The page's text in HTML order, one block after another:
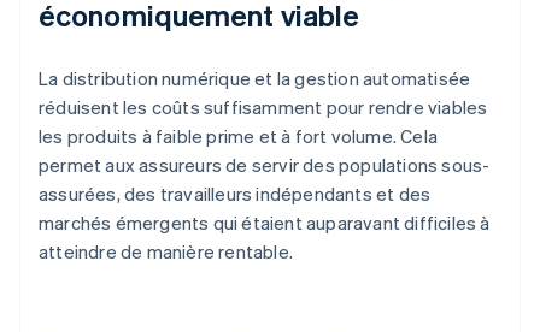
économiquement viable
La distribution numérique et la gestion automatisée
réduisent les coûts suffisamment pour rendre viables
les produits à faible prime et à fort volume. Cela
permet aux assureurs de servir des populations sous-
assurées, des travailleurs indépendants et des
marchés émergents qui étaient auparavant difficiles à
atteindre de manière rentable.